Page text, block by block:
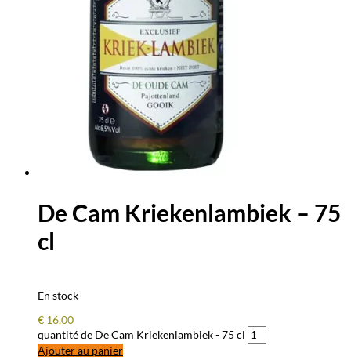
De Cam Kriekenlambiek – 75
cl
En stock
€ 16,00
quantité de De Cam Kriekenlambiek - 75 cl
Ajouter au panier